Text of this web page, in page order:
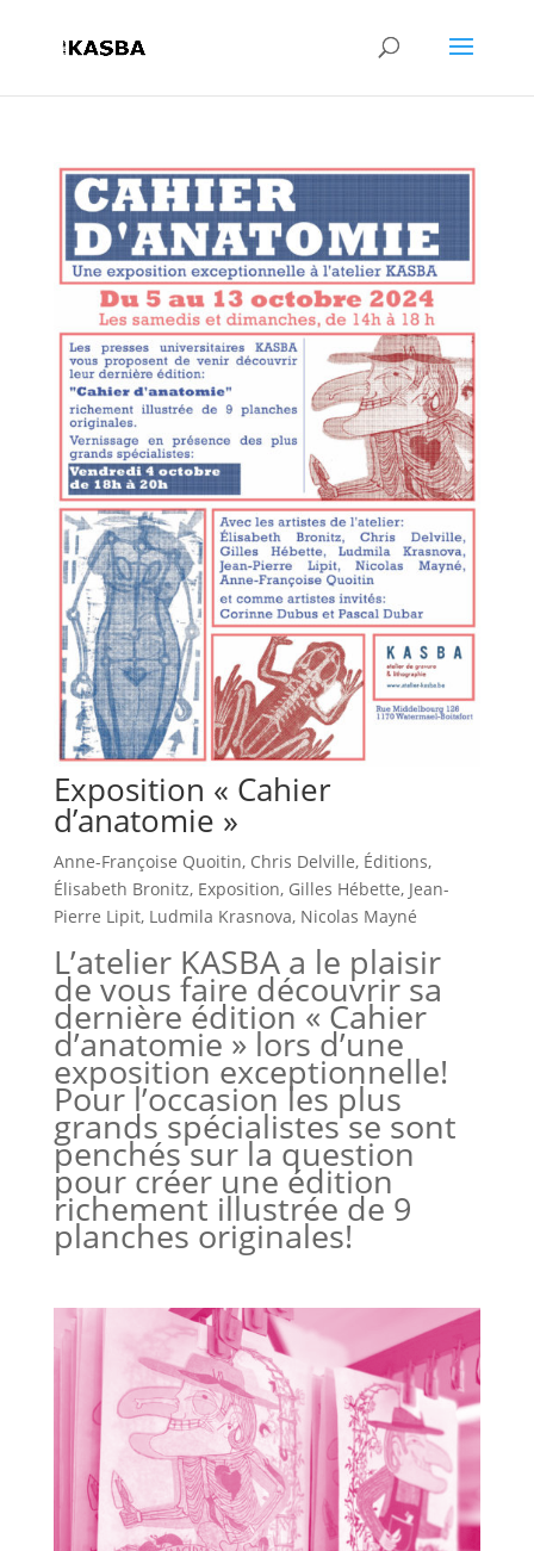
Exposition « Cahier
d’anatomie »
Anne-Françoise Quoitin, Chris Delville, Éditions,
Élisabeth Bronitz, Exposition, Gilles Hébette, Jean-
Pierre Lipit, Ludmila Krasnova, Nicolas Mayné
L’atelier KASBA a le plaisir
de vous faire découvrir sa
dernière édition « Cahier
d’anatomie » lors d’une
exposition exceptionnelle!
Pour l’occasion les plus
grands spécialistes se sont
penchés sur la question
pour créer une édition
richement illustrée de 9
planches originales!